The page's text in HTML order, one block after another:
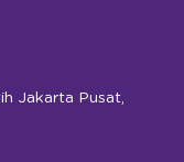
Jakarta Pusat,